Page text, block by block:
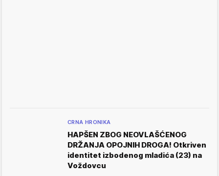
CRNA HRONIKA
HAPŠEN ZBOG NEOVLAŠĆENOG
DRŽANJA OPOJNIH DROGA! Otkriven
identitet izbodenog mladića (23) na
Voždovcu